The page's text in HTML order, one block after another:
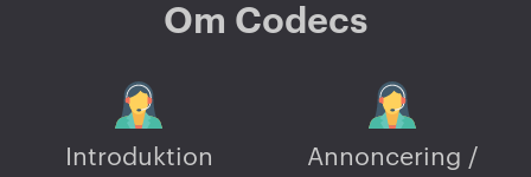
Om Codecs
Introduktion
Annoncering /